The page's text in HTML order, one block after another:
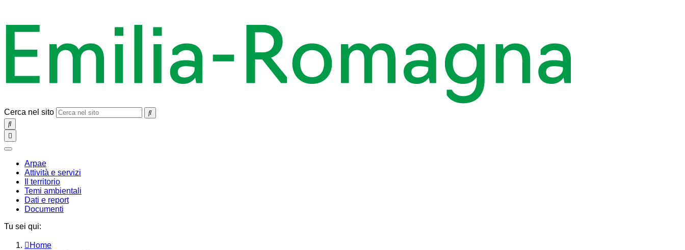
Cerca nel sito
SEARCH
Toggle
navigation
chiudi
Arpae
Attività e servizi
Il territorio
Temi ambientali
Dati e report
Documenti
Tu sei qui:
Home